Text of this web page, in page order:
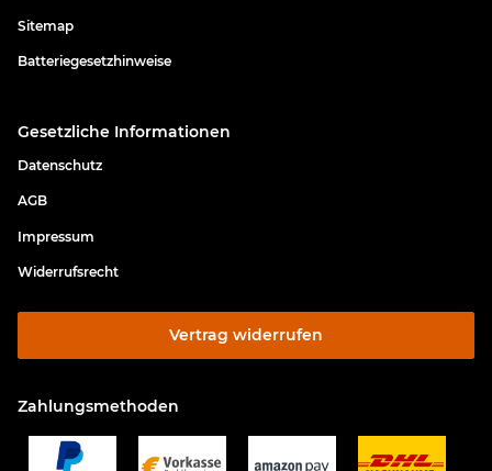
Sitemap
Batteriegesetzhinweise
Gesetzliche Informationen
Datenschutz
AGB
Impressum
Widerrufsrecht
Vertrag widerrufen
Zahlungsmethoden